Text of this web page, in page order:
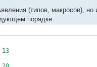
(типов, макросов),
порядке: